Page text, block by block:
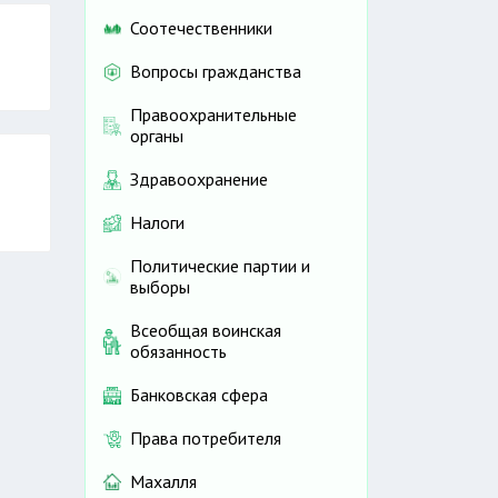
Соотечественники
Вопросы гражданства
Правоохранительные
органы
Здравоохранение
Налоги
Политические партии и
выборы
Всеобщая воинская
обязанность
Банковская сфера
Права потребителя
Махалля